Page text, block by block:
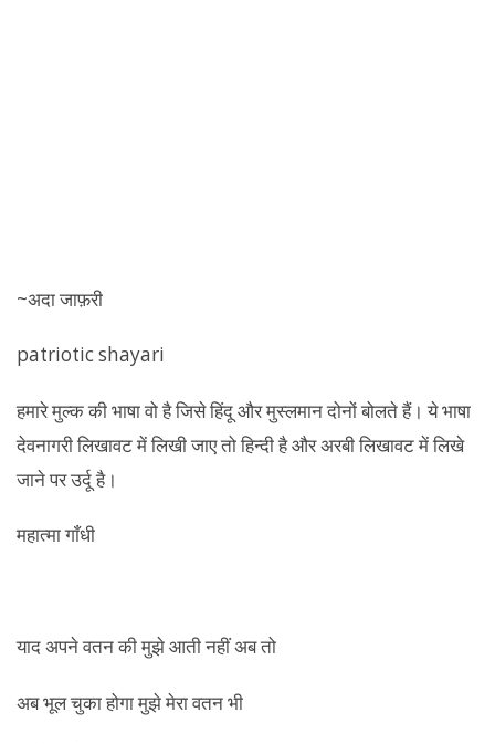
~अदा जाफ़री
patriotic shayari
हमारे मुल्क की भाषा वो है जिसे हिंदू और मुस्लमान दोनों बोलते हैं। ये भाषा
देवनागरी लिखावट में लिखी जाए तो हिन्दी है और अरबी लिखावट में लिखे
जाने पर उर्दू है।
महात्मा गाँधी
याद अपने वतन की मुझे आती नहीं अब तो
अब भूल चुका होगा मुझे मेरा वतन भी